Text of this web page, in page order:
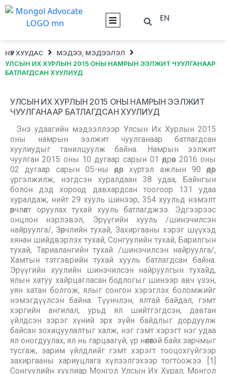
EN
НҮҮР ХУУДАС
МЭДЭЭ, МЭДЭЭЛЭЛ
УЛСЫН ИХ ХУРЛЫН 2015 ОНЫ НАМРЫН ЭЭЛЖИТ ЧУУЛГАНААР
БАТЛАГДСАН ХУУЛИУД
УЛСЫН ИХ ХУРЛЫН 2015 ОНЫ НАМРЫН ЭЭЛЖИТ
ЧУУЛГАНААР БАТЛАГДСАН ХУУЛИУД
Энэ удаагийн мэдээллээр Улсын Их Хурлын 2015
оны намрын ээлжит чуулганаар батлагдсан
хуулиудыг танилцуулж байна. Намрын ээлжит
чуулган 2015 оны 10 дугаар сарын 01 өдрөөс 2016 оны
02 дугаар сарын 05-ны өдөр хүртэл ажлын 90 өдөр
үргэлжилж, нэгдсэн хуралдаан 38 удаа, Байнгын
болон дэд хороод давхардсан тоогоор 131 удаа
хуралдаж, нийт 29 хууль шинээр, 354 хуульд нэмэлт
өөрчлөлт оруулах тухай хууль батлагджээ. Эдгээрээс
онцлон нэрлэвэл, Эрүүгийн хууль /шинэчилсэн
найруулга/, Зөрчлийн тухай, Захиргааны хэрэг шүүхэд
хянан шийдвэрлэх тухай, Сонгуулийн тухай, Барилгын
тухай, Тариалангийн тухай /шинэчилсэн найруулга/,
Хамтын тэтгэврийн тухай хууль батлагдсан байна.
Эрүүгийн хуулийн шинэчилсэн найруулгын тухайд,
ялын хатуу хайрцагласан бодлогыг шинээр авч үзэн,
уян хатан болгож, ялыг сонгон хэрэглэх боломжийг
нэмэгдүүлсэн байна. Түүнчлэн, ялтай байдал, гэмт
хэргийн ангилал, урьд ял шийтгэгдсэн, давтан
үйлдсэн зэрэг хүний эрх зүйн байдлыг дордуулж
байсан зохицуулалтыг халж, нэг гэмт хэрэгт нэг удаа
ял оногдуулах, ял нь гарцаагүй, үр нөлөөтэй байх зарчмыг
тусгаж, зарим үйлдлийг гэмт хэрэгт тооцохгүйгээр
захиргааны хариуцлага хүлээлгэхээр тогтоожээ. [1]
Сонгуулийн хуулиар Монгол Улсын Их Хурал, Монгол